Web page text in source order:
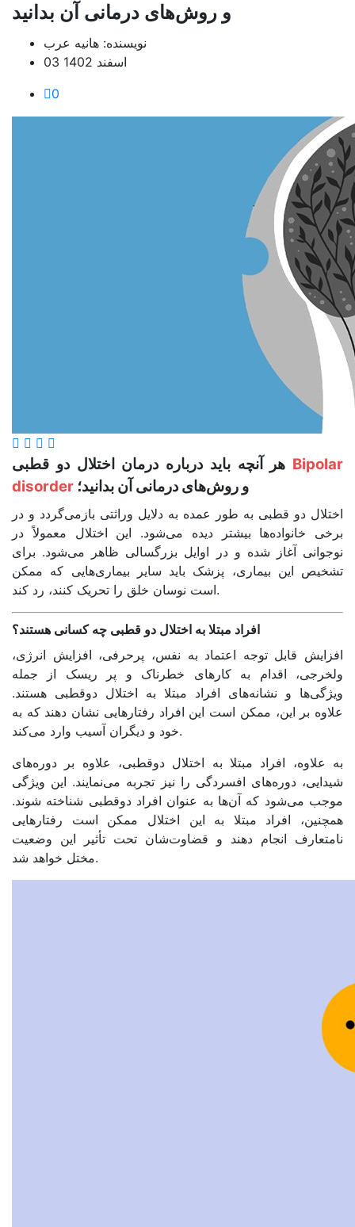
و روش‌های درمانی آن بدانید
نویسنده: هانیه عرب
03 اسفند 1402
0
Bipolar
disorder و روش‌های درمانی آن بدانید؛
اختلال دو قطبی به طور عمده به دلایل وراثتی بازمی‌گردد و در
برخی خانواده‌ها بیشتر دیده می‌شود. این اختلال معمولاً در
نوجوانی آغاز شده و در اوایل بزرگسالی ظاهر می‌شود. برای
تشخیص این بیماری، پزشک باید سایر بیماری‌هایی که ممکن
است نوسان خلق را تحریک کنند، رد کند.
افراد مبتلا به اختلال دو قطبی چه کسانی هستند؟
افزایش قابل توجه اعتماد به نفس، پرحرفی، افزایش انرژی،
ولخرجی، اقدام به کارهای خطرناک و پر ریسک از جمله
ویژگی‌ها و نشانه‌های افراد مبتلا به اختلال دوقطبی هستند.
علاوه بر این، ممکن است این افراد رفتارهایی نشان دهند که به
خود و دیگران آسیب وارد می‌کند.
به علاوه، افراد مبتلا به اختلال دوقطبی، علاوه بر دوره‌های
شیدایی، دوره‌های افسردگی را نیز تجربه می‌نمایند. این ویژگی
موجب می‌شود که آن‌ها به عنوان افراد دوقطبی شناخته شوند.
همچنین، افراد مبتلا به این اختلال ممکن است رفتارهایی
نامتعارف انجام دهند و قضاوت‌شان تحت تأثیر این وضعیت
مختل خواهد شد.